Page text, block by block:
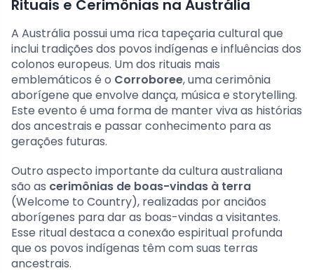
Rituais e Cerimônias na Austrália
A Austrália possui uma rica tapeçaria cultural que
inclui tradições dos povos indígenas e influências dos
colonos europeus. Um dos rituais mais
emblemáticos é o Corroboree, uma cerimônia
aborígene que envolve dança, música e storytelling.
Este evento é uma forma de manter viva as histórias
dos ancestrais e passar conhecimento para as
gerações futuras.
Outro aspecto importante da cultura australiana
são as cerimônias de boas-vindas à terra
(Welcome to Country), realizadas por anciãos
aborígenes para dar as boas-vindas a visitantes.
Esse ritual destaca a conexão espiritual profunda
que os povos indígenas têm com suas terras
ancestrais.